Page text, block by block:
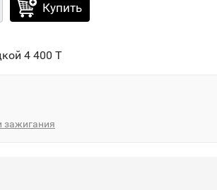
Купить
4 400 T
зажигания